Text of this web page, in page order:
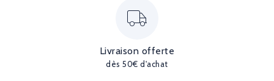
Livraison offerte
dès 50€ d'achat